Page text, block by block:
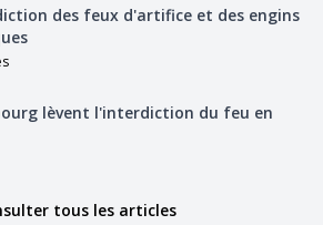
des feux d'artifice et des engins
lèvent l'interdiction du feu en
tous les articles